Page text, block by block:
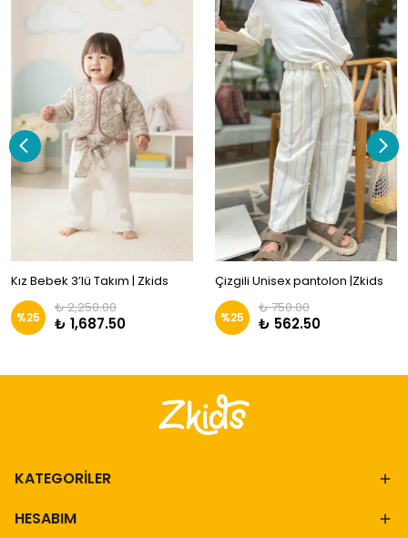
Kız Bebek 3’lü Takım | Zkids
%25
₺ 2,250.00
₺ 1,687.50
Çizgili Unisex pantolon |Zkids
%25
₺ 750.00
₺ 562.50
KATEGORİLER
HESABIM